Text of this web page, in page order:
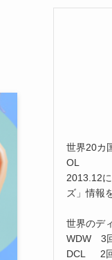
世界20カ
OL
2013.12
ズ」情報
世界のデ
WDW 3
DCL 2回